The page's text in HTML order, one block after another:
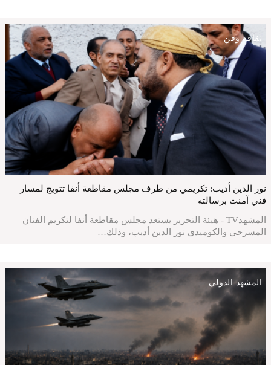
ثقافة وفن
نور الدين أديب: تكريمي من طرف مجلس مقاطعة أنفا تتويج لمسار
فني آمنت برسالته
المشهدTV - هيئة التحرير يستعد مجلس مقاطعة أنفا لتكريم الفنان
المسرحي والكوميدي نور الدين أديب، وذلك…
المشهد الدولي